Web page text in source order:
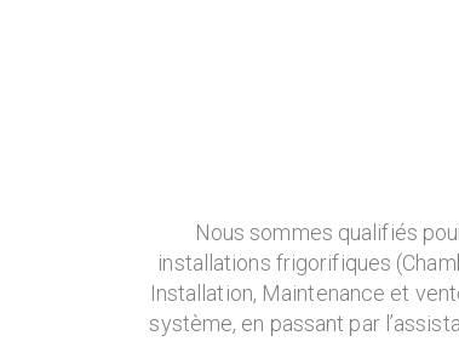
Nous sommes qualifiés
installations frigorifiques
Installation, Maintenance et
système, en passant par